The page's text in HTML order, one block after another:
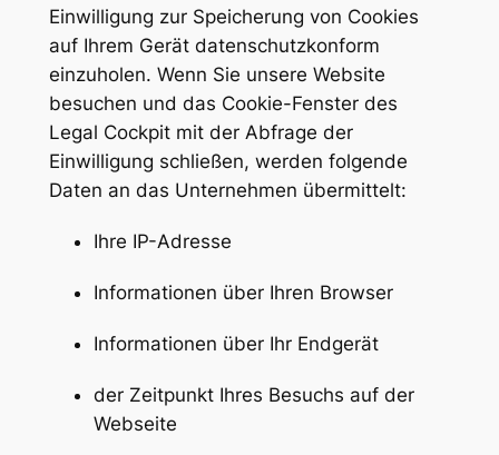
Einwilligung zur Speicherung von Cookies
auf Ihrem Gerät datenschutzkonform
einzuholen. Wenn Sie unsere Website
besuchen und das Cookie-Fenster des
Legal Cockpit mit der Abfrage der
Einwilligung schließen, werden folgende
Daten an das Unternehmen übermittelt:
Ihre IP-Adresse
Informationen über Ihren Browser
Informationen über Ihr Endgerät
der Zeitpunkt Ihres Besuchs auf der
Webseite